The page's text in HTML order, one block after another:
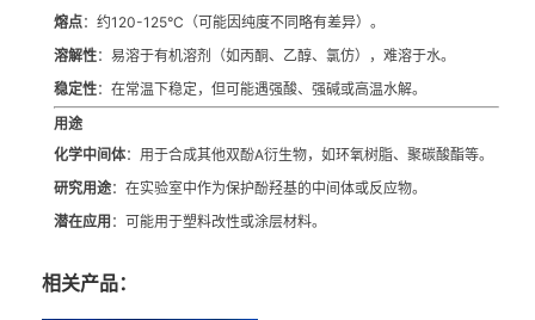
熔点：约120-125°C（可能因纯度不同略有差异）。
溶解性：易溶于有机溶剂（如丙酮、乙醇、氯仿），难溶于水。
稳定性：在常温下稳定，但可能遇强酸、强碱或高温水解。
用途
化学中间体：用于合成其他双酚A衍生物，如环氧树脂、聚碳酸酯等。
研究用途：在实验室中作为保护酚羟基的中间体或反应物。
潜在应用 ：可能用于塑料改性或涂层材料。
相关产品：